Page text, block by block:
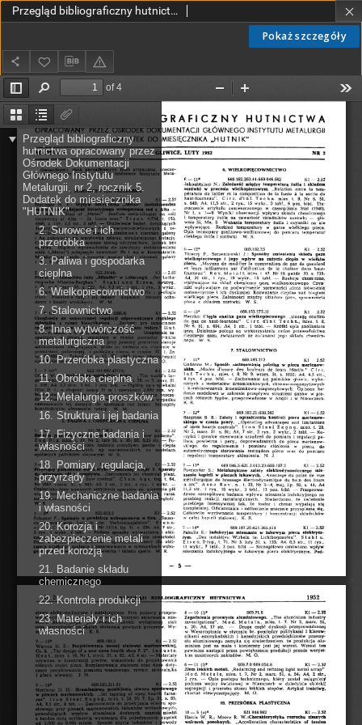
Pokaż szczegóły
Przegląd bibliograficzny hutnictwa R. 5 nr 2 (1952)